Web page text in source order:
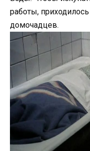
работы,
домочадцев.